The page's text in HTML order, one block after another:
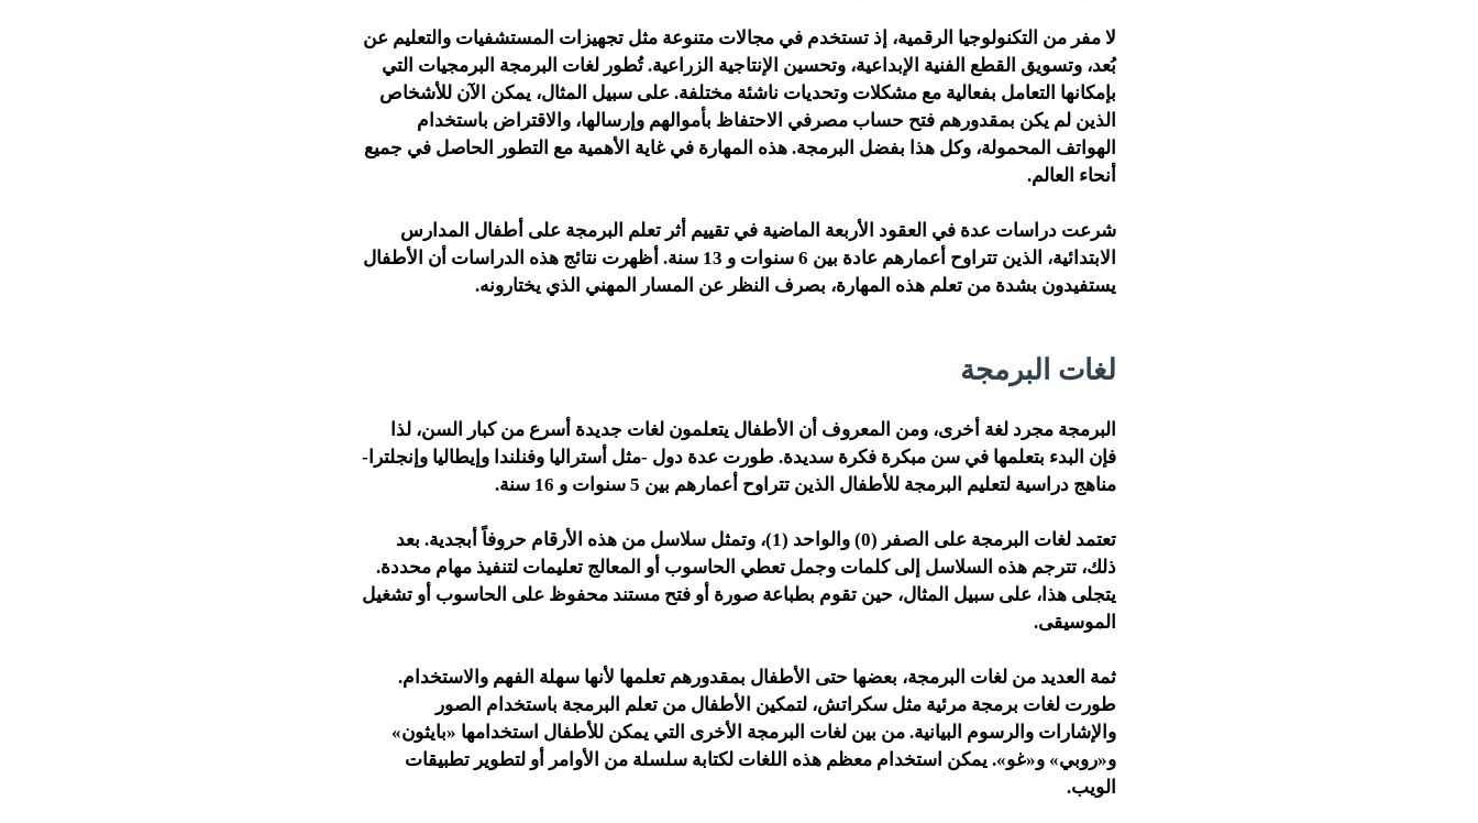
لا مفر من التكنولوجيا الرقمية، إذ تستخدم في مجالات متنوعة مثل تجهيزات المستشفيات والتعليم عن
بُعد، وتسويق القطع الفنية الإبداعية، وتحسين الإنتاجية الزراعية. تُطور لغات البرمجة البرمجيات التي
بإمكانها التعامل بفعالية مع مشكلات وتحديات ناشئة مختلفة. على سبيل المثال، يمكن الآن للأشخاص
الذين لم يكن بمقدورهم فتح حساب مصرفي الاحتفاظ بأموالهم وإرسالها، والاقتراض باستخدام
الهواتف المحمولة، وكل هذا بفضل البرمجة. هذه المهارة في غاية الأهمية مع التطور الحاصل في جميع
أنحاء العالم.
شرعت دراسات عدة في العقود الأربعة الماضية في تقييم أثر تعلم البرمجة على أطفال المدارس
الابتدائية، الذين تتراوح أعمارهم عادة بين 6 سنوات و 13 سنة. أظهرت نتائج هذه الدراسات أن الأطفال
يستفيدون بشدة من تعلم هذه المهارة، بصرف النظر عن المسار المهني الذي يختارونه.
لغات البرمجة
البرمجة مجرد لغة أخرى، ومن المعروف أن الأطفال يتعلمون لغات جديدة أسرع من كبار السن، لذا
فإن البدء بتعلمها في سن مبكرة فكرة سديدة. طورت عدة دول -مثل أستراليا وفنلندا وإيطاليا وإنجلترا-
مناهج دراسية لتعليم البرمجة للأطفال الذين تتراوح أعمارهم بين 5 سنوات و 16 سنة.
تعتمد لغات البرمجة على الصفر (0) والواحد (1)، وتمثل سلاسل من هذه الأرقام حروفاً أبجدية. بعد
ذلك، تترجم هذه السلاسل إلى كلمات وجمل تعطي الحاسوب أو المعالج تعليمات لتنفيذ مهام محددة.
يتجلى هذا، على سبيل المثال، حين تقوم بطباعة صورة أو فتح مستند محفوظ على الحاسوب أو تشغيل
الموسيقى.
ثمة العديد من لغات البرمجة، بعضها حتى الأطفال بمقدورهم تعلمها لأنها سهلة الفهم والاستخدام.
طورت لغات برمجة مرئية مثل سكراتش، لتمكين الأطفال من تعلم البرمجة باستخدام الصور
والإشارات والرسوم البيانية. من بين لغات البرمجة الأخرى التي يمكن للأطفال استخدامها «بايثون»
و«روبي» و«غو». يمكن استخدام معظم هذه اللغات لكتابة سلسلة من الأوامر أو لتطوير تطبيقات
الويب.